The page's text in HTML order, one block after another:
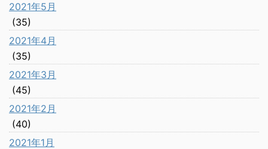
2021年5月
(35)
2021年4月
(35)
2021年3月
(45)
2021年2月
(40)
2021年1月